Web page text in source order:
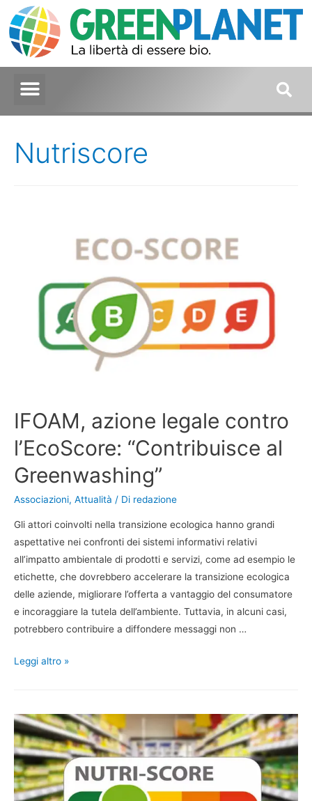
Nutriscore
IFOAM, azione legale contro
l’EcoScore: “Contribuisce al
Greenwashing”
Associazioni, Attualità / Di redazione
Gli attori coinvolti nella transizione ecologica hanno grandi
aspettative nei confronti dei sistemi informativi relativi
all’impatto ambientale di prodotti e servizi, come ad esempio le
etichette, che dovrebbero accelerare la transizione ecologica
delle aziende, migliorare l’offerta a vantaggio del consumatore
e incoraggiare la tutela dell’ambiente. Tuttavia, in alcuni casi,
potrebbero contribuire a diffondere messaggi non …
Leggi altro »